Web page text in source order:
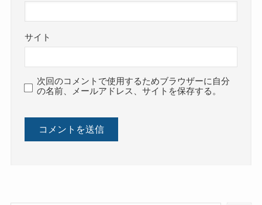
サイト
次回のコメントで使用するためブラウザーに自分
の名前、メールアドレス、サイトを保存する。